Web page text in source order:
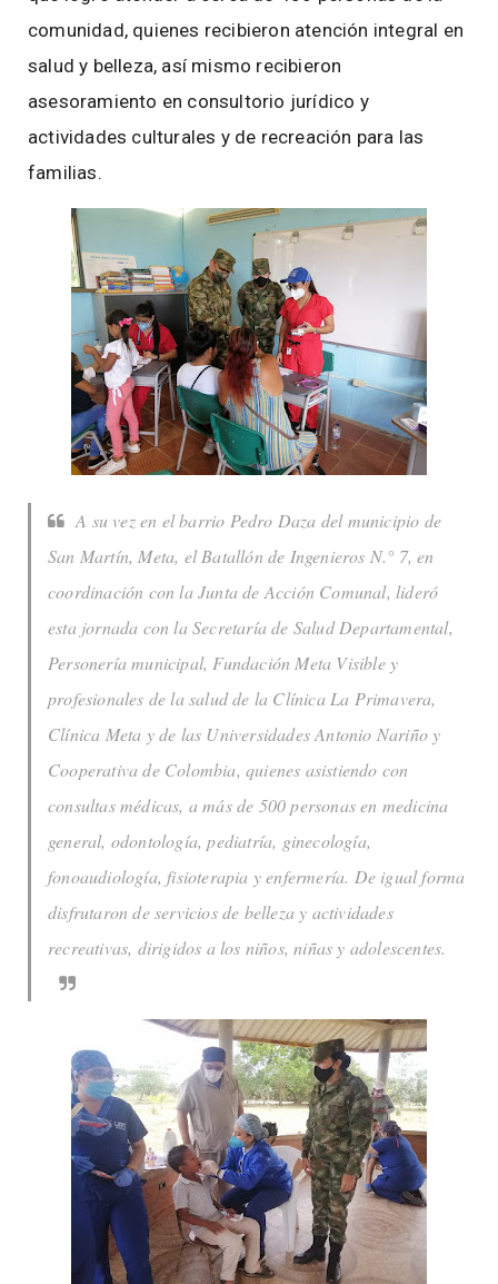
comunidad, quienes recibieron atención integral en
salud y belleza, así mismo recibieron
asesoramiento en consultorio jurídico y
actividades culturales y de recreación para las
familias.
A su vez en el barrio Pedro Daza del municipio de
San Martín, Meta, el Batallón de Ingenieros N.° 7, en
coordinación con la Junta de Acción Comunal, lideró
esta jornada con la Secretaría de Salud Departamental,
Personería municipal, Fundación Meta Visible y
profesionales de la salud de la Clínica La Primavera,
Clínica Meta y de las Universidades Antonio Nariño y
Cooperativa de Colombia, quienes asistiendo con
consultas médicas, a más de 500 personas en medicina
general, odontología, pediatría, ginecología,
fonoaudiología, fisioterapia y enfermería. De igual forma
disfrutaron de servicios de belleza y actividades
recreativas, dirigidos a los niños, niñas y adolescentes.